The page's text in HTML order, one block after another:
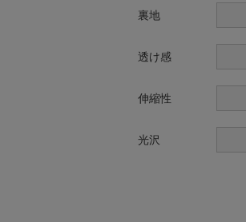
裏地
透け感
伸縮性
光沢